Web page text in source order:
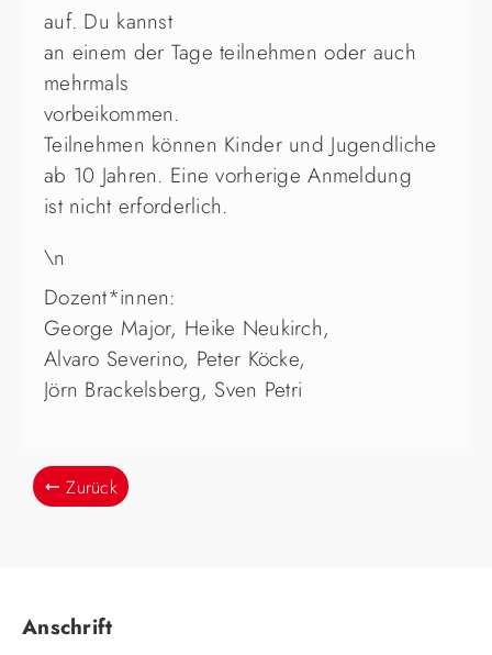
auf. Du kannst
an einem der Tage teilnehmen oder auch
mehrmals
vorbeikommen.
Teilnehmen können Kinder und Jugendliche
ab 10 Jahren. Eine vorherige Anmeldung
ist nicht erforderlich.
\n
Dozent*innen:
George Major, Heike Neukirch,
Alvaro Severino, Peter Köcke,
Jörn Brackelsberg, Sven Petri
Zurück
Anschrift